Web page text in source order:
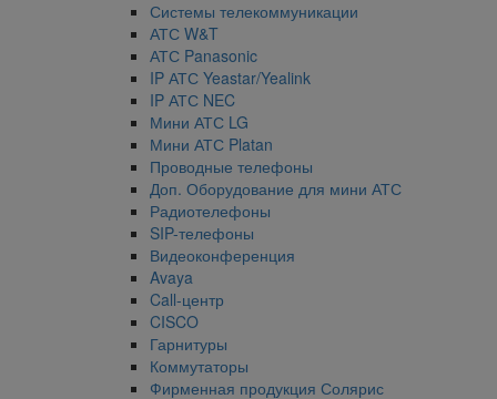
Системы телекоммуникации
АТС W&T
АТС Panasonic
IP АТС Yeastar/Yealink
IP АТС NEC
Мини АТС LG
Мини АТС Platan
Проводные телефоны
Доп. Оборудование для мини АТС
Радиотелефоны
SIP-телефоны
Видеоконференция
Avaya
Call-центр
CISCO
Гарнитуры
Коммутаторы
Фирменная продукция Солярис